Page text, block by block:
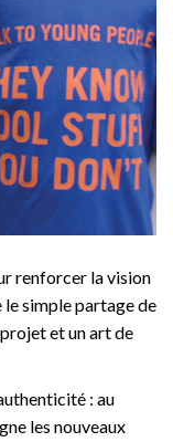
renforcer la vision
le simple partage de
et un art de
: au
les nouveaux